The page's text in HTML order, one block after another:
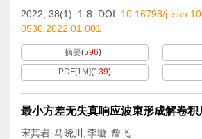
2022, 38(1): 1-8.
DOI: 10.16798/
0530.2022.01.001
摘要(596)
PDF[1M](139)
最小方差无失真响应波束形成解卷积
宋其岩, 马晓川 , 李璇, 詹飞